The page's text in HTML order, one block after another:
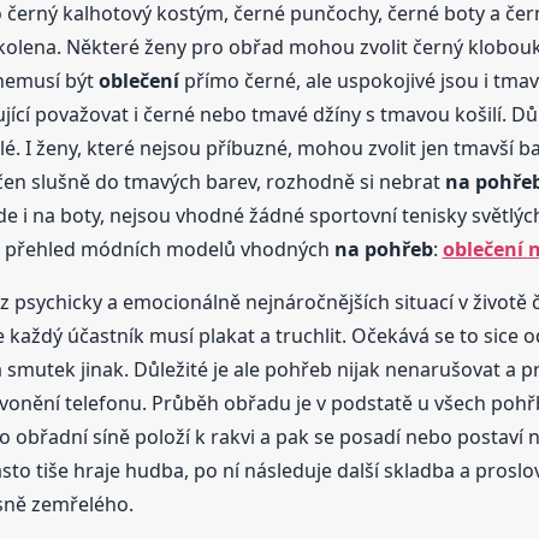
kalhotový kostým, černé punčochy, černé boty a
Některé ženy pro obřad mohou zvolit černý
býtoblečenípřímo černé, ale uspokojivé jsou i
považovat i černé nebo tmavé džíny s tmavou košilí.
I ženy, které nejsou příbuzné, mohou zvolit jen tmavší
slušně do tmavých barev, rozhodně si nebrat na
i na boty, nejsou vhodné žádné sportovní tenisky
módních modelů vhodných na pohřeb: oblečení
a emocionálně nejnáročnějších situací v
účastník musí plakat a truchlit. Očekává se to sice
jinak. Důležité je ale pohřeb nijak nenarušovat a
telefonu. Průběh obřadu je v podstatě u všech
síně položí k rakvi a pak se posadí nebo postaví
tiše hraje hudba, po ní následuje další skladba a
zemřelého.